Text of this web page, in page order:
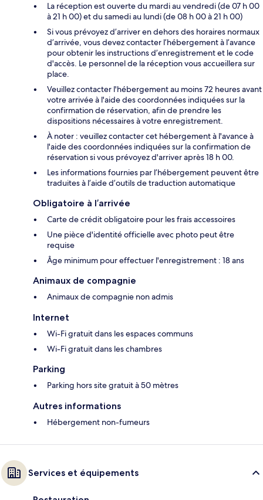
La réception est ouverte du mardi au vendredi (de 07 h 00
à 21 h 00) et du samedi au lundi (de 08 h 00 à 21 h 00)
Si vous prévoyez d’arriver en dehors des horaires normaux
d’arrivée, vous devez contacter l’hébergement à l’avance
pour obtenir les instructions d’enregistrement et le code
d'accès. Le personnel de la réception vous accueillera sur
place.
Veuillez contacter l'hébergement au moins 72 heures avant
votre arrivée à l'aide des coordonnées indiquées sur la
confirmation de réservation, afin de prendre les
dispositions nécessaires à votre enregistrement.
À noter : veuillez contacter cet hébergement à l'avance à
l'aide des coordonnées indiquées sur la confirmation de
réservation si vous prévoyez d'arriver après 18 h 00.
Les informations fournies par l’hébergement peuvent être
traduites à l’aide d’outils de traduction automatique
Obligatoire à l’arrivée
Carte de crédit obligatoire pour les frais accessoires
Une pièce d'identité officielle avec photo peut être
requise
Âge minimum pour effectuer l'enregistrement : 18 ans
Animaux de compagnie
Animaux de compagnie non admis
Internet
Wi-Fi gratuit dans les espaces communs
Wi-Fi gratuit dans les chambres
Parking
Parking hors site gratuit à 50 mètres
Autres informations
Hébergement non-fumeurs
Services et équipements